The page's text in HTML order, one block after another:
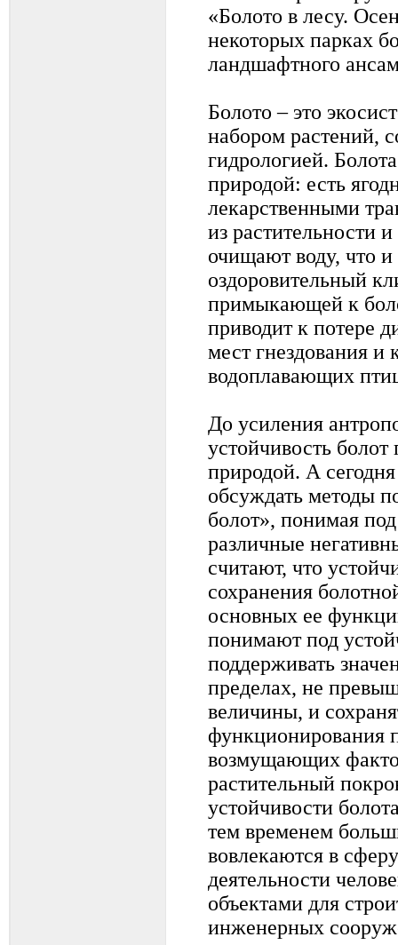
«Болото в лесу.
некоторых парках
ландшафтного
Болото – это
набором растений,
гидрологией.
природой: есть
лекарственными
из растительности
очищают воду, что и
оздоровительный
примыкающей к
приводит к потере
мест гнездования и
водоплавающих
До усиления
устойчивость
природой. А
обсуждать методы
болот», понимая
различные
считают, что
сохранения
основных ее
понимают под
поддерживать
пределах, не
величины, и
функционирования
возмущающих
растительный
устойчивости
тем временем
вовлекаются в
деятельности
объектами для
инженерных